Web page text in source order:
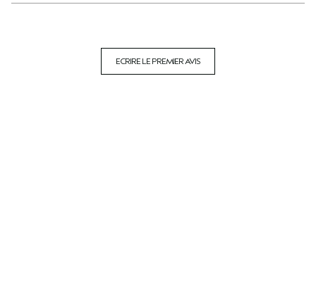
ECRIRE LE PREMIER AVIS